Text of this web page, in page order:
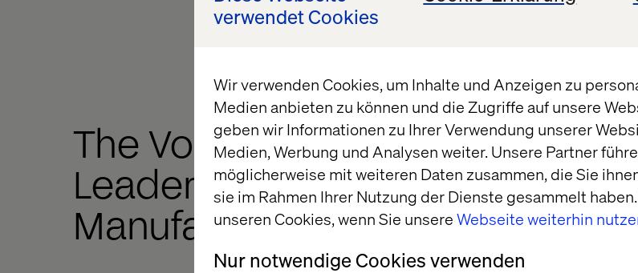
verwendet Cookies
Wir verwenden Cookies, um Inhalte und Anzeigen zu
Medien anbieten zu können und die Zugriffe auf unsere
geben wir Informationen zu Ihrer Verwendung unserer
Medien, Werbung und Analysen weiter. Unsere Partner
möglicherweise mit weiteren Daten zusammen, die Sie
sie im Rahmen Ihrer Nutzung der Dienste gesammelt
unseren Cookies, wenn Sie unsereWebseite weiterhin
Nur notwendige Cookies verwenden
The Voice of Digital
Leaders in
Manufacturing 2025